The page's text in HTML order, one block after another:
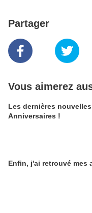
Partager
Vous aimerez
Les dernières
Anniversaires !
Enfin, j'ai retrouvé mes